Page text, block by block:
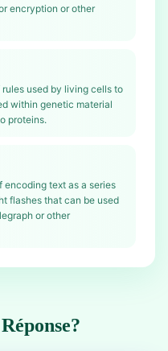
encryption or other
used by living cells to
within genetic material
proteins.
encoding text as a series
flashes that can be used
or other